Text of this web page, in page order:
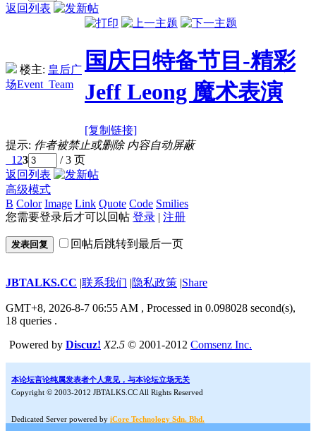
返回列表
楼主: 皇后广
场Event_Team
国庆日特备节目-精彩
Jeff Leong 魔术表演
[复制链接]
提示: 作者被禁止或删除 内容自动屏蔽
1 23
/ 3 页
返回列表
高级模式
B Color Image Link Quote Code Smilies
您需要登录后才可以回帖 登录 | 注册
发表回复 回帖后跳转到最后一页
JBTALKS.CC |联系我们 |隐私政策 |Share
GMT+8, 2026-8-7 06:55 AM , Processed in 0.098028 second(s),
18 queries .
Powered by Discuz! X2.5 © 2001-2012 Comsenz Inc.
本论坛言论纯属发表者个人意见，与本论坛立场无关
Copyright © 2003-2012 JBTALKS.CC All Rights Reserved
Dedicated Server powered by iCore Technology Sdn. Bhd.